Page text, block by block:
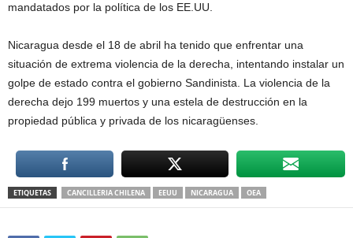
mandatados por la política de los EE.UU.
Nicaragua desde el 18 de abril ha tenido que enfrentar una
situación de extrema violencia de la derecha, intentando instalar un
golpe de estado contra el gobierno Sandinista. La violencia de la
derecha dejo 199 muertos y una estela de destrucción en la
propiedad pública y privada de los nicaragüenses.
ETIQUETAS CANCILLERIA CHILENA EEUU NICARAGUA OEA